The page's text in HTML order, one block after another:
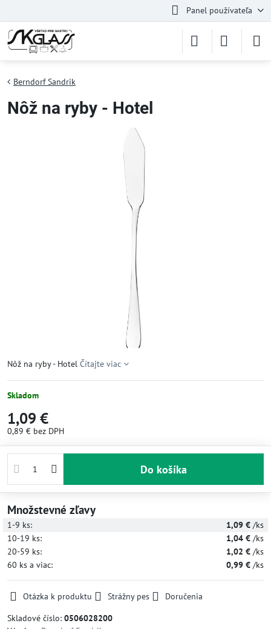
Panel používateľa
Berndorf Sandrik
Nôž na ryby - Hotel
Nôž na ryby - Hotel Čítajte viac
Skladom
1,09 €
0,89 € bez DPH
Do košíka
Množstevné zľavy
1-9 ks: 1,09 € /ks
10-19 ks: 1,04 € /ks
20-59 ks: 1,02 € /ks
60 ks a viac: 0,99 € /ks
Otázka k produktu Strážny pes
Doručenia
Skladové číslo: 0506028200